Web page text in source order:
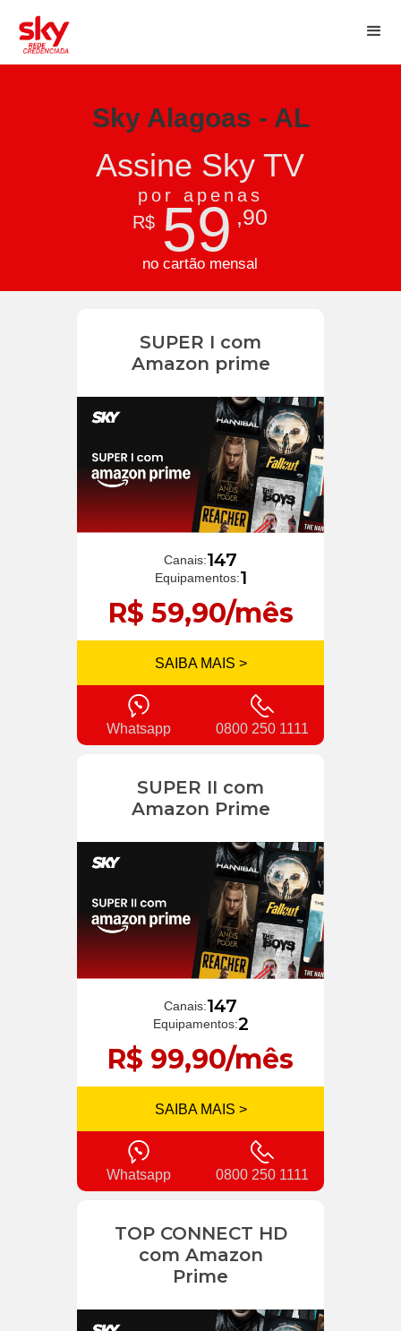
Sky Alagoas - AL
Assine Sky TV
por apenas
R$ 59 ,90
no cartão mensal
SUPER I com
Amazon prime
Canais:147
Equipamentos:1
R$ 59,90/mês
SAIBA MAIS >
Whatsapp 0800 250 1111
SUPER II com
Amazon Prime
Canais:147
Equipamentos:2
R$ 99,90/mês
SAIBA MAIS >
Whatsapp 0800 250 1111
TOP CONNECT HD
com Amazon
Prime